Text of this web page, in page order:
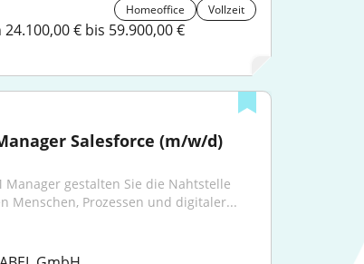
Homeoffice Vollzeit
24.100,00 € bis 59.900,00 €
Salesforce (m/w/d)
Manager gestalten Sie die Nahtstelle
Menschen, Prozessen und digitaler...